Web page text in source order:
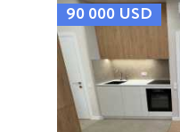
90 000 USD